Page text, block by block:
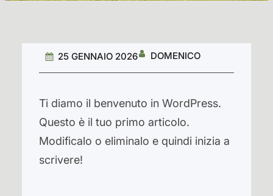
25 GENNAIO 2026 DOMENICO
Ti diamo il benvenuto in WordPress.
Questo è il tuo primo articolo.
Modificalo o eliminalo e quindi inizia a
scrivere!